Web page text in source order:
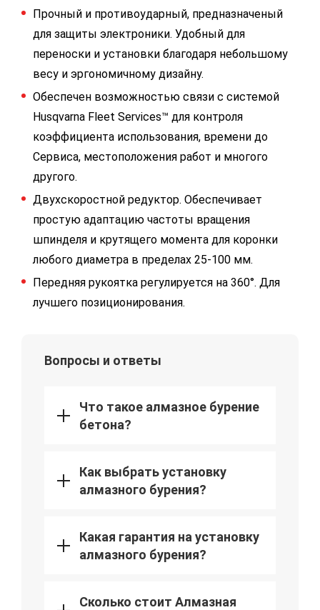
Прочный и противоударный, предназначеный
для защиты электроники. Удобный для
переноски и установки благодаря небольшому
весу и эргономичному дизайну.
Обеспечен возможностью связи с системой
Husqvarna Fleet Services™ для контроля
коэффициента использования, времени до
Сервиса, местоположения работ и многого
другого.
Двухскоростной редуктор. Обеспечивает
простую адаптацию частоты вращения
шпинделя и крутящего момента для коронки
любого диаметра в пределах 25-100 мм.
Передняя рукоятка регулируется на 360°. Для
лучшего позиционирования.
Вопросы и ответы
Что такое алмазное бурение
бетона?
Как выбрать установку
алмазного бурения?
Какая гарантия на установку
алмазного бурения?
Сколько стоит Алмазная